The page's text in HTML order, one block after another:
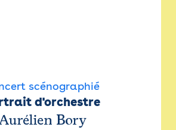
scénographié
d'orchestre
Bory